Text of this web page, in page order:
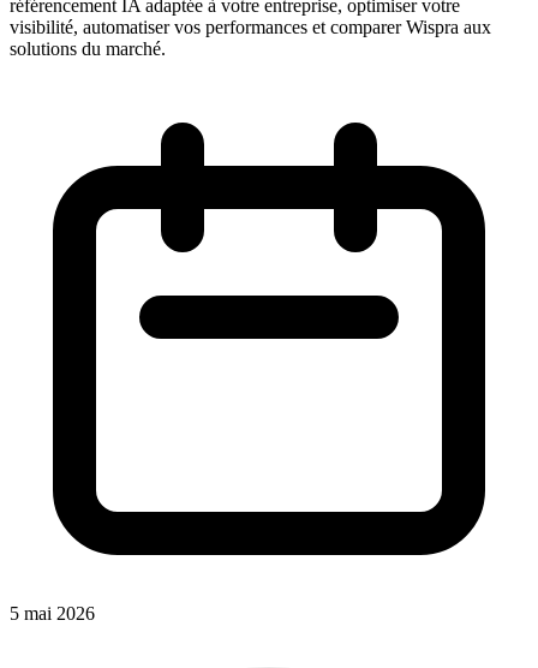
référencement IA adaptée à votre entreprise, optimiser votre
visibilité, automatiser vos performances et comparer Wispra aux
solutions du marché.
5 mai 2026